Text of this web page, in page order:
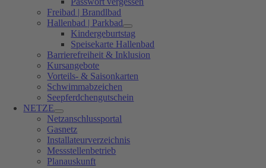
Freibad | Brandlbad
Hallenbad | Parkbad
Kindergeburtstag
Speisekarte Hallenbad
Barrierefreiheit & Inklusion
Kursangebote
Vorteils- & Saisonkarten
Schwimmabzeichen
Seepferdchengutschein
NETZE
Netzanschlussportal
Gasnetz
Installateurverzeichnis
Messstellenbetrieb
Planauskunft